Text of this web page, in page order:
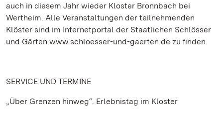
auch in diesem Jahr wieder Kloster Bronnbach bei
Wertheim. Alle Veranstaltungen der teilnehmenden
Klöster sind im Internetportal der Staatlichen Schlösser
und Gärten www.schloesser-und-gaerten.de zu finden.
SERVICE UND TERMINE
„Über Grenzen hinweg“. Erlebnistag im Kloster